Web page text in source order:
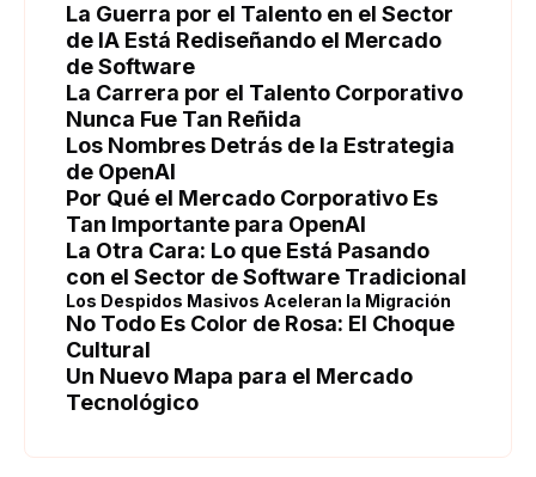
La Guerra por el Talento en el Sector
de IA Está Rediseñando el Mercado
de Software
La Carrera por el Talento Corporativo
Nunca Fue Tan Reñida
Los Nombres Detrás de la Estrategia
de OpenAI
Por Qué el Mercado Corporativo Es
Tan Importante para OpenAI
La Otra Cara: Lo que Está Pasando
con el Sector de Software Tradicional
Los Despidos Masivos Aceleran la Migración
No Todo Es Color de Rosa: El Choque
Cultural
Un Nuevo Mapa para el Mercado
Tecnológico